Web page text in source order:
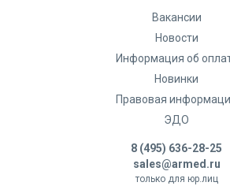
Вакансии
Новости
Информация об
Новинки
Правовая
ЭДО
8 (495) 636-28-25
sales@armed.ru
только для юр.лиц